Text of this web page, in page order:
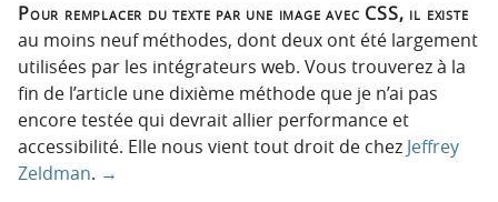
Pour remplacer du texte par une image avec CSS, il existe
au moins neuf méthodes, dont deux ont été largement
utilisées par les intégrateurs web. Vous trouverez à la
fin de l’article une dixième méthode que je n’ai pas
encore testée qui devrait allier performance et
accessibilité. Elle nous vient tout droit de chez Jeffrey
Zeldman. →